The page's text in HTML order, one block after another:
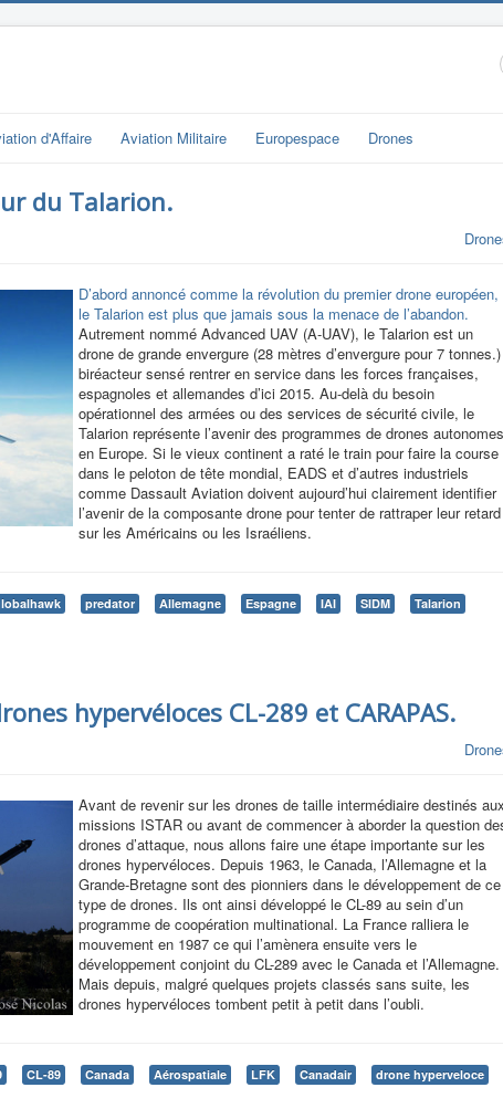
d'Affaire Aviation Militaire Europespace Drones
du Talarion.
D’abord annoncé comme la révolution du premier drone européen,
le Talarion est plus que jamais sous la menace de l’abandon.
Autrement nommé Advanced UAV (A-UAV), le Talarion est un
drone de grande envergure (28 mètres d’envergure pour 7 tonnes.)
biréacteur sensé rentrer en service dans les forces françaises,
espagnoles et allemandes d’ici 2015. Au-delà du besoin
opérationnel des armées ou des services de sécurité civile, le
Talarion représente l’avenir des programmes de drones autonomes
en Europe. Si le vieux continent a raté le train pour faire la course
dans le peloton de tête mondial, EADS et d’autres industriels
comme Dassault Aviation doivent aujourd’hui clairement identifier
l’avenir de la composante drone pour tenter de rattraper leur retard
sur les Américains ou les Israéliens.
predator Allemagne Espagne IAI SIDM
Talarion
hypervéloces CL-289 et CARAPAS.
Avant de revenir sur les drones de taille intermédiaire destinés
missions ISTAR ou avant de commencer à aborder la question
drones d’attaque, nous allons faire une étape importante sur les
drones hypervéloces. Depuis 1963, le Canada, l’Allemagne et la
Grande-Bretagne sont des pionniers dans le développement de ce
type de drones. Ils ont ainsi développé le CL-89 au sein d’un
programme de coopération multinational. La France ralliera le
mouvement en 1987 ce qui l’amènera ensuite vers le
développement conjoint du CL-289 avec le Canada et l’Allemagne.
Mais depuis, malgré quelques projets classés sans suite, les
drones hypervéloces tombent petit à petit dans l’oubli.
CL-89 Canada Aérospatiale LFK Canadair drone hyperveloce